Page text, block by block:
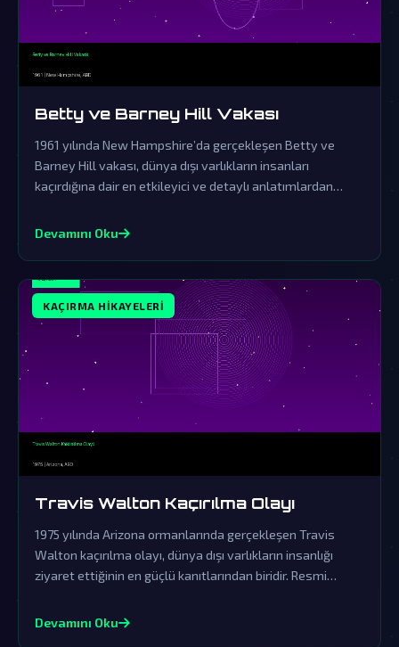
Betty ve Barney Hill Vakası
1961 yılında New Hampshire’da gerçekleşen Betty ve
Barney Hill vakası, dünya dışı varlıkların insanları
kaçırdığına dair en etkileyici ve detaylı anlatımlardan
durarak, bu olayın ardındaki gerçekler gizemini korumaya
Devamını Oku
KAÇIRMA HIKAYELERI
Travis Walton Kaçırılma Olayı
1975 yılında Arizona ormanlarında gerçekleşen Travis
Walton kaçırılma olayı, dünya dışı varlıkların insanlığı
ziyaret ettiğinin en güçlü kanıtlarından biridir. Resmi
gizlemek için yapılmıştır.
Devamını Oku